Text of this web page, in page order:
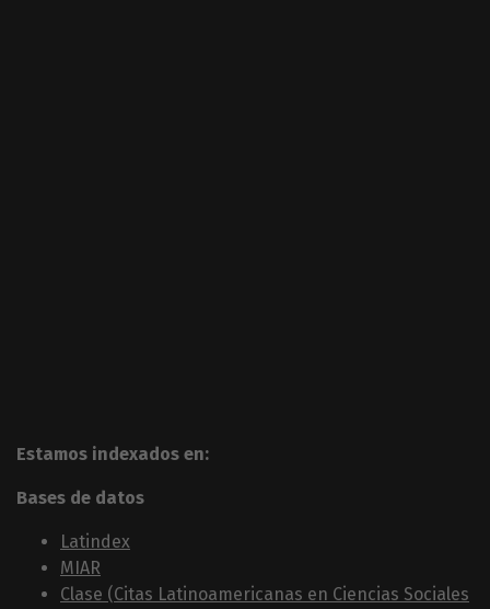
Estamos indexados en:
Bases de datos
Latindex
MIAR
Clase (Citas Latinoamericanas en Ciencias Sociales